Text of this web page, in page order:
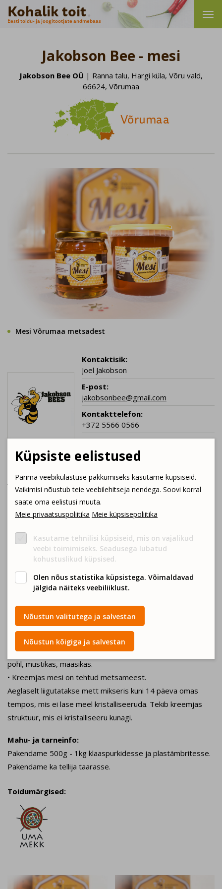
Küpsiste eelistused
Parima veebikülastuse pakkumiseks kasutame küpsiseid.
Vaikimisi nõustub teie veebilehitseja nendega. Soovi korral
saate oma eelistusi muuta.
Meie privaatsuspoliitika Meie küpsisepoliitika
Kasutame tehnilisi küpsiseid, mis on vajalikud
veebi toimimiseks. Seadusega lubatud
kohustuslikud küpsised.
Olen nõus statistika küpsistega. Võimaldavad
jälgida näiteks veebiliiklust.
Nõustun valitutega ja salvestan
Nõustun kõigiga ja salvestan
Kohalik toit
Eesti toidu- ja joogitootjate andmebaas
Jakobson Bee - mesi
Jakobson Bee OÜ | Ranna talu, Hargi küla, Võru vald,
66624, Võrumaa
Võrumaa
Mesi Võrumaa metsadest
Kontaktisik:
Joel Jakobson
E-post:
jakobsonbee@gmail.com
Kontakttelefon:
+372 5566 0566
Kodulehekülg:
vaata siit
Jakobson Bee OÜ on mee tootmisega tegelev pereettevõte
Võrumaalt, Lõõdla järve kaldalt. Oleme oma kahekümne
tegutsemisaasta jooksul kogunud hulgaliselt kogemusi ning
kliendid on meie pakutud mee kvaliteedi üle ülimalt õnnelikud.
Millist toodangut pakume?
Mesi
• Aromaatne metsaõite mesi.
Mesi on korjatud kevad-suvisel ajal, mais-juunis. Peamised
korjetaimed on paju, võilill, metsvaarikas, valge ristik, naat,
pohl, mustikas, maasikas.
• Kreemjas mesi on tehtud metsameest.
Aeglaselt liigutatakse mett mikseris kuni 14 päeva omas
tempos, mis ei lase meel kristalliseeruda. Tekib kreemjas
struktuur, mis ei kristalliseeru kunagi.
Mahu- ja tarneinfo:
Pakendame 500g - 1kg klaaspurkidesse ja plastämbritesse.
Pakendame ka tellija taarasse.
Toidumärgised: